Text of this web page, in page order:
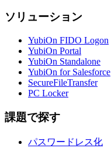
ソリューション
YubiOn FIDO Logon
YubiOn Portal
YubiOn Standalone
YubiOn for Salesforce
SecureFileTransfer
PC Locker
課題で探す
パスワードレス化